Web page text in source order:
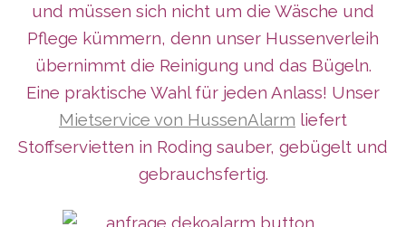
und müssen sich nicht um die Wäsche und
Pflege kümmern, denn unser Hussenverleih
übernimmt die Reinigung und das Bügeln.
Eine praktische Wahl für jeden Anlass! Unser
Mietservice von HussenAlarm liefert
Stoffservietten in Roding sauber, gebügelt und
gebrauchsfertig.